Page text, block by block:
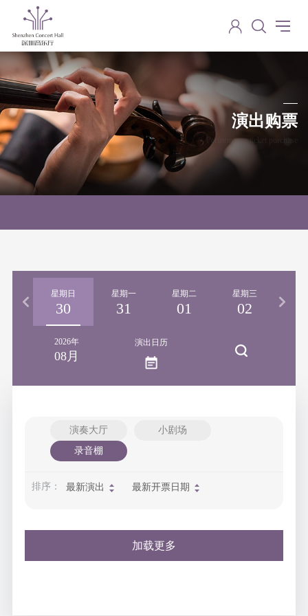
演出购票
Performance ticket purchase
星期日
30
星期一
31
星期二
01
星期三
02
2026年
08月
演出日历
演奏大厅
小剧场
录音棚
排序： 最新演出 最新开票日期
加载更多